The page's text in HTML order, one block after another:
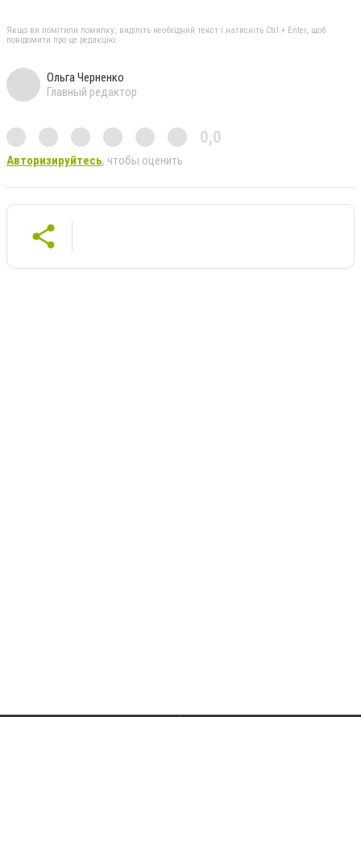
Якщо ви помітили помилку, виділіть необхідний текст і натисніть Ctrl + Enter, щоб
повідомити про це редакцію
Ольга Черненко
Главный редактор
0,0
Авторизируйтесь, чтобы оценить